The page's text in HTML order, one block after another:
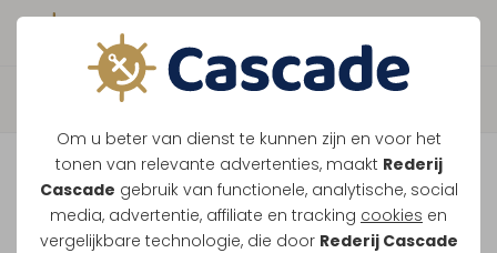
Om u beter van dienst te kunnen zijn en voor het
tonen van relevante advertenties, maakt Rederij
Cascade gebruik van functionele, analytische, social
media, advertentie, affiliate en tracking cookies en
vergelijkbare technologie, die door Rederij Cascade
Boek direct je vaart
Terug
Maasparel Tocht
Vaar langs Maasbracht, Wessem en het witte